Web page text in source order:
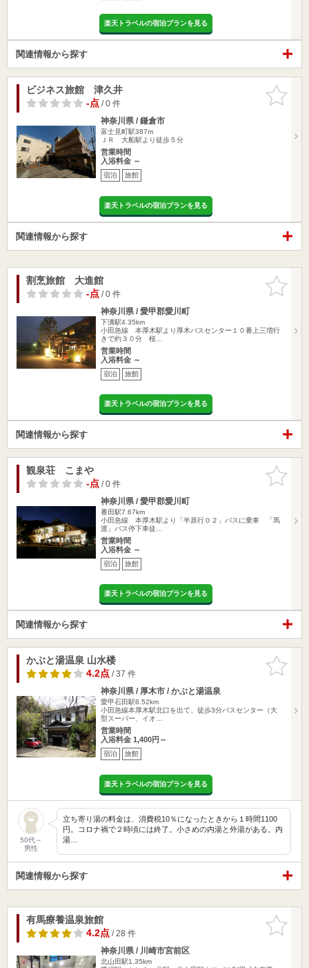
楽天トラベルの宿泊プランを見る
関連情報から探す
お気に入
りに追加
ビジネス旅館 津久井
-点/ 0 件
神奈川県 / 鎌倉市
富士見町駅387m
ＪＲ 大船駅より徒歩５分
営業時間
入浴料金 ～
宿泊 旅館
楽天トラベルの宿泊プランを見る
関連情報から探す
お気に入
りに追加
割烹旅館 大進館
-点/ 0 件
神奈川県 / 愛甲郡愛川町
下溝駅4.35km
小田急線 本厚木駅より厚木バスセンター１０番上三増行
きで約３０分 桜…
営業時間
入浴料金 ～
宿泊 旅館
楽天トラベルの宿泊プランを見る
関連情報から探す
お気に入
りに追加
観泉荘 こまや
-点/ 0 件
神奈川県 / 愛甲郡愛川町
番田駅7.67km
小田急線 本厚木駅より「半原行０２」バスに乗車 「馬
渡」バス停下車徒…
営業時間
入浴料金 ～
宿泊 旅館
楽天トラベルの宿泊プランを見る
関連情報から探す
お気に入
りに追加
かぶと湯温泉 山水楼
4.2点/ 37 件
神奈川県 / 厚木市 / かぶと湯温泉
愛甲石田駅6.52km
小田急線本厚木駅北口を出て、徒歩3分バスセンター（大
型スーパー、イオ…
営業時間
入浴料金 1,400円～
宿泊 旅館
楽天トラベルの宿泊プランを見る
50代～
男性
立ち寄り湯の料金は、消費税10％になったときから１時間1100
円。コロナ禍で２時頃には終了。小さめの内湯と外湯がある。内
湯…
関連情報から探す
お気に入
りに追加
有馬療養温泉旅館
4.2点/ 28 件
神奈川県 / 川崎市宮前区
北山田駅1.35km